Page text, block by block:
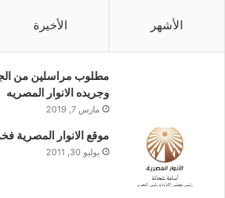
الأشهر الأخيرة
مطلوب مراسلين من
وجريده الانوار المصريه
مارس 7, 2019
موقع الانوار المصرية
يوليو 30, 2011